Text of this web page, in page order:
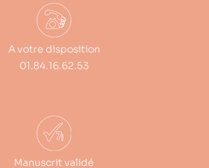
A votre disposition
01.84.16.62.53
Manuscrit validé